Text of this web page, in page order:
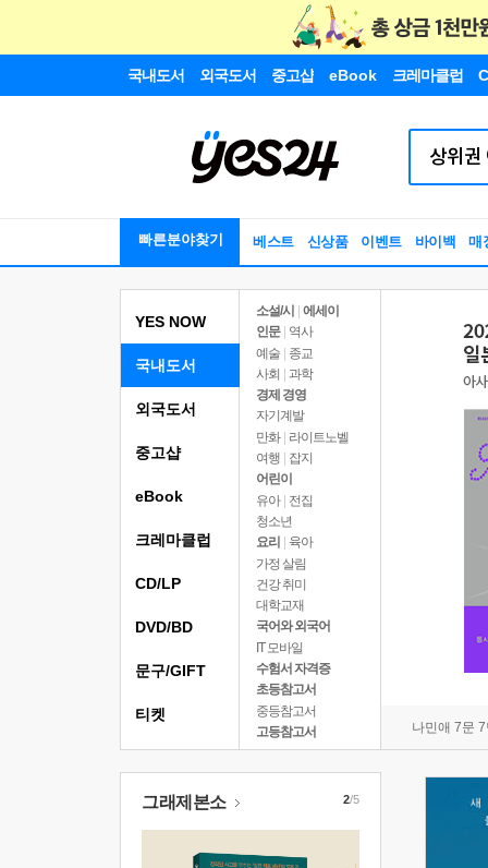
국내도서 외국도서 중고샵 eBook 크레마클럽
빠른분야찾기 베스트 신상품 이벤트 바이백 매
YES NOW
국내도서
소설/시
에세이
인문
역사
예술 | 종교
사회 | 과학
경제 경영
자기계발
만화 | 라이트노벨
여행
잡지
어린이
유아 | 전집
청소년
요리
육아
가정 살림
건강 취미
대학교재
국어와 외국어
IT 모바일
수험서 자격증
초등참고서
중등참고서
고등참고서
나민애 7문
외국도서
중고샵
eBook
크레마클럽
CD/LP
DVD/BD
문구/GIFT
티켓
그래제본소 2/5